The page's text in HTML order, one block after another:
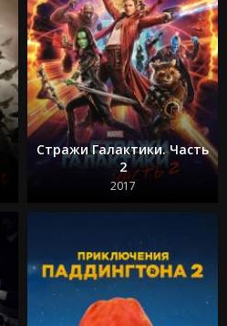
Стражи Галактики. Часть
2
2017